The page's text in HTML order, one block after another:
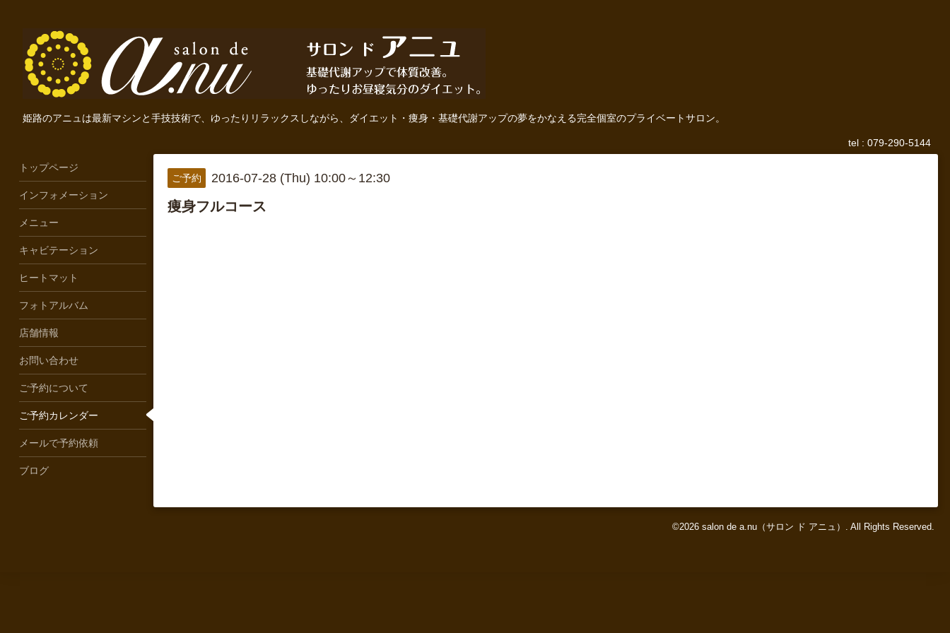
姫路のアニュは最新マシンと手技技術で、ゆったりリラックスしながら、ダイエット・痩身・基礎代謝アップの夢をかなえる完全個室のプライベートサロン。
tel : 079-290-5144
ご予約 2016-07-28 (Thu) 10:00～12:30
痩身フルコース
©2026 salon de a.nu（サロン ド アニュ） . All Rights Reserved.
トップページ
インフォメーション
メニュー
キャビテーション
ヒートマット
フォトアルバム
店舗情報
お問い合わせ
ご予約について
ご予約カレンダー
メールで予約依頼
ブログ